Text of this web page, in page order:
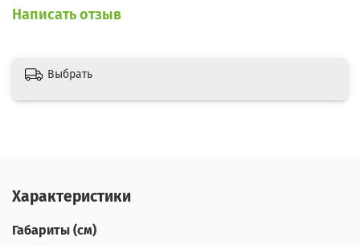
Написать отзыв
Выбрать
Характеристики
Габариты (см)